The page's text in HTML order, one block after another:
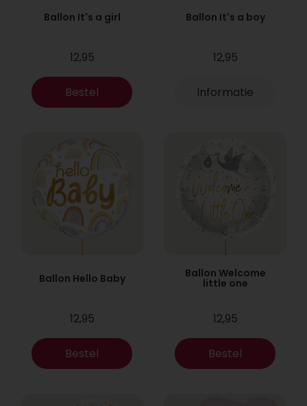
Ballon It's a girl
12,95
Bestel
Ballon It's a boy
12,95
Informatie
Ballon Hello Baby
12,95
Bestel
Ballon Welcome
little one
12,95
Bestel